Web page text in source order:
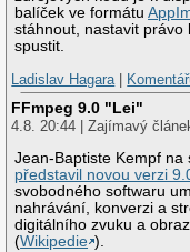
balíček ve formátu
stáhnout, nastavit právo
spustit.
Ladislav Hagara
FFmpeg 9.0 "Lei"
4.8. 20:44 | Zajímavý
Jean-Baptiste Kempf na
představil novou verzi
svobodného softwaru
nahrávání, konverzi a
digitálního zvuku a
(Wikipedie ).